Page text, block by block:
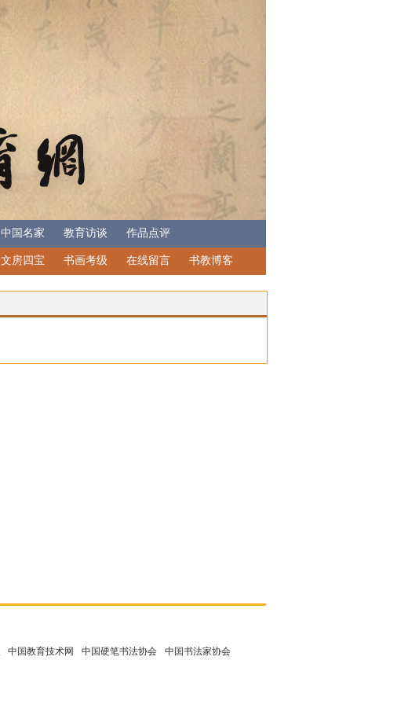
中国名家 教育访谈 作品点评
文房四宝 书画考级 在线留言 书教博客
中国教育技术网 中国硬笔书法协会 中国书法家协会